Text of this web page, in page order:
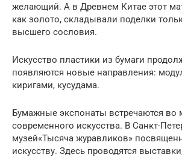
желающий. А в Древнем Китае этот
как золото, складывали поделки
высшего сословия.
Искусство пластики из бумаги
появляются новые направления:
киригами, кусудама.
Бумажные экспонаты встречаются во
современного искусства. В Санкт-
музей«Тысяча журавликов»
искусству. Здесь проводятся